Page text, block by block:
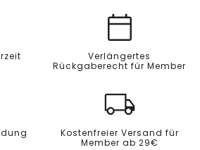
Verlängertes
Rückgaberecht für Member
Kostenfreier Versand für
Member ab 29€